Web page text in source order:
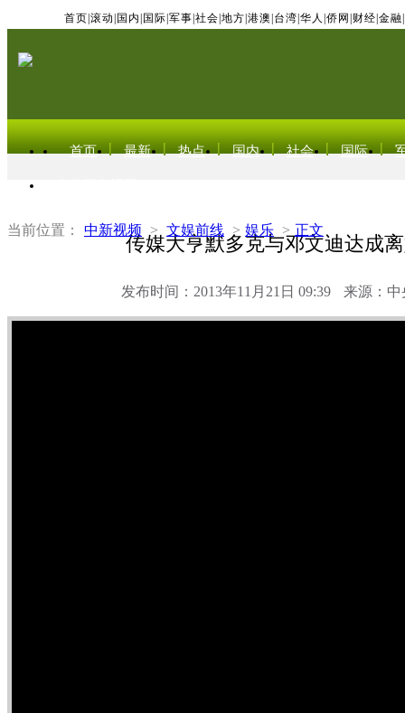
首页 滚动 国内 国际 军事 社会 地方 港澳 台湾 华人 侨网 财经 金融
首页 最新 热点 国内 社会 国际
当前位置： 中新视频 > 文娱前线 > 娱乐 > 正文
传媒大亨默多克与邓文迪达成
发布时间：2013年11月21日 09:39 来源：中